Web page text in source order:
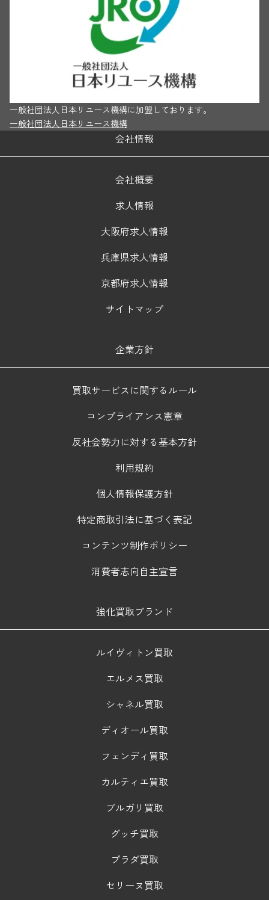
一般社団法人日本リユース機構に加盟しております。
一般社団法人日本リユース機構
会社情報
会社概要
求人情報
大阪府求人情報
兵庫県求人情報
京都府求人情報
サイトマップ
企業方針
買取サービスに関するルール
コンプライアンス憲章
反社会勢力に対する基本方針
利用規約
個人情報保護方針
特定商取引法に基づく表記
コンテンツ制作ポリシー
消費者志向自主宣言
強化買取ブランド
ルイヴィトン買取
エルメス買取
シャネル買取
ディオール買取
フェンディ買取
カルティエ買取
ブルガリ買取
グッチ買取
プラダ買取
セリーヌ買取